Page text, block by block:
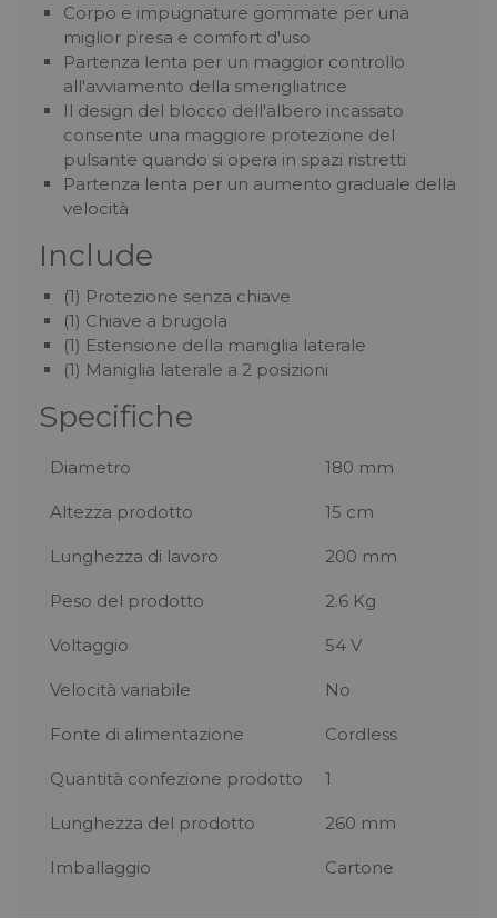
Corpo e impugnature gommate per una
miglior presa e comfort d'uso
Partenza lenta per un maggior controllo
all'avviamento della smerigliatrice
Il design del blocco dell'albero incassato
consente una maggiore protezione del
pulsante quando si opera in spazi ristretti
Partenza lenta per un aumento graduale della
velocità
Include
(1) Protezione senza chiave
(1) Chiave a brugola
(1) Estensione della maniglia laterale
(1) Maniglia laterale a 2 posizioni
Specifiche
Diametro 180 mm
Altezza prodotto 15 cm
Lunghezza di lavoro 200 mm
Peso del prodotto 2.6 Kg
Voltaggio 54 V
Velocità variabile No
Fonte di alimentazione Cordless
Quantità confezione prodotto 1
Lunghezza del prodotto 260 mm
Imballaggio Cartone